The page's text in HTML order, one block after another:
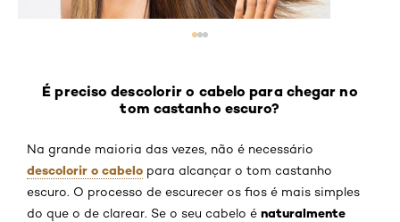
É preciso descolorir o cabelo para chegar no
tom castanho escuro?
Na grande maioria das vezes, não é necessário
descolorir o cabelo para alcançar o tom castanho
escuro. O processo de escurecer os fios é mais simples
do que o de clarear. Se o seu cabelo é naturalmente